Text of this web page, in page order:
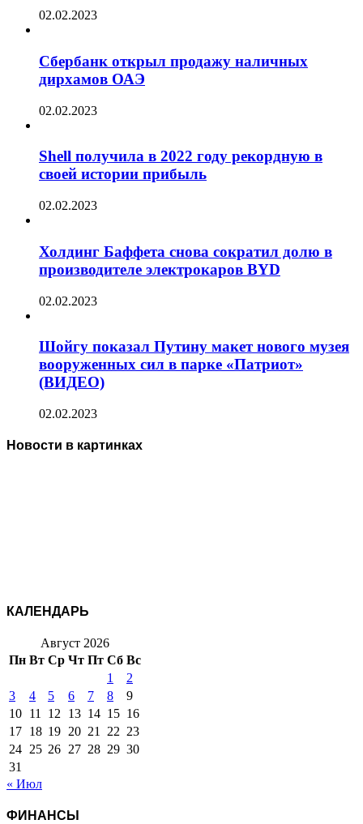
02.02.2023
Сбербанк открыл продажу наличных
дирхамов ОАЭ
02.02.2023
Shell получила в 2022 году рекордную в
своей истории прибыль
02.02.2023
Холдинг Баффета снова сократил долю в
производителе электрокаров BYD
02.02.2023
Шойгу показал Путину макет нового музея
вооруженных сил в парке «Патриот»
(ВИДЕО)
02.02.2023
Новости в картинках
КАЛЕНДАРЬ
Август 2026
Пн Вт Ср Чт Пт Сб Вс
1
2
3
4 5 6 7 8
9
10 11 12 13 14 15 16
17 18 19 20 21 22 23
24 25 26 27 28 29 30
31
« Июл
ФИНАНСЫ